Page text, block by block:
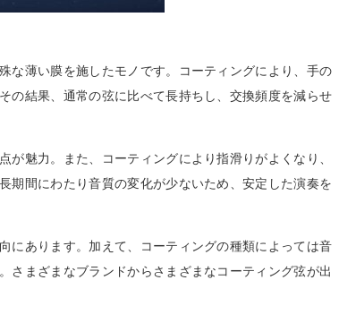
な薄い膜を施したモノです。コーティングにより、手の
の結果、通常の弦に比べて長持ちし、交換頻度を減らせ
魅力。また、コーティングにより指滑りがよくなり、
期間にわたり音質の変化が少ないため、安定した演奏を
にあります。加えて、コーティングの種類によっては音
さまざまなブランドからさまざまなコーティング弦が出